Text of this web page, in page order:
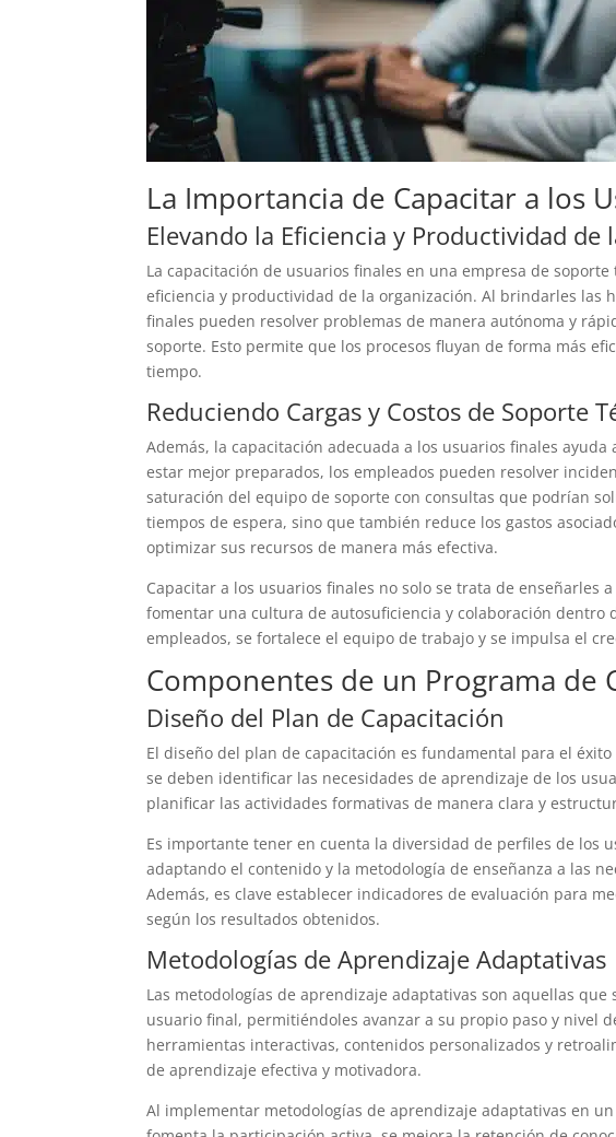
La Importancia de Capacitar a los
Elevando la Eficiencia y Productividad de
La capacitación de usuarios finales en una empresa de soporte
eficiencia y productividad de la organización. Al brindarles las
finales pueden resolver problemas de manera autónoma y
soporte. Esto permite que los procesos fluyan de forma más
tiempo.
Reduciendo Cargas y Costos de Soporte
Además, la capacitación adecuada a los usuarios finales
estar mejor preparados, los empleados pueden resolver
saturación del equipo de soporte con consultas que podrían
tiempos de espera, sino que también reduce los gastos
optimizar sus recursos de manera más efectiva.
Capacitar a los usuarios finales no solo se trata de enseñarles
fomentar una cultura de autosuficiencia y colaboración dentro
empleados, se fortalece el equipo de trabajo y se impulsa el
Componentes de un Programa de
Diseño del Plan de Capacitación
El diseño del plan de capacitación es fundamental para el
se deben identificar las necesidades de aprendizaje de los
planificar las actividades formativas de manera clara y
Es importante tener en cuenta la diversidad de perfiles de los
adaptando el contenido y la metodología de enseñanza a las
Además, es clave establecer indicadores de evaluación para
según los resultados obtenidos.
Metodologías de Aprendizaje Adaptativas
Las metodologías de aprendizaje adaptativas son aquellas
usuario final, permitiéndoles avanzar a su propio paso y nivel
herramientas interactivas, contenidos personalizados y
de aprendizaje efectiva y motivadora.
Al implementar metodologías de aprendizaje adaptativas en